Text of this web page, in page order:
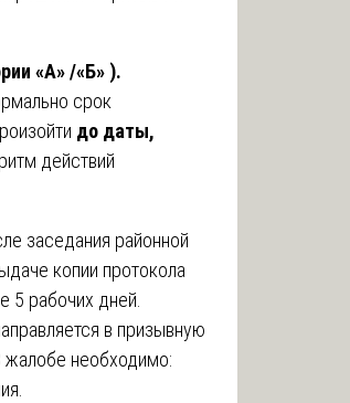
«А» /«Б» ).
срок
до даты,
действий
заседания районной
копии протокола
5 рабочих дней.
в призывную
необходимо: